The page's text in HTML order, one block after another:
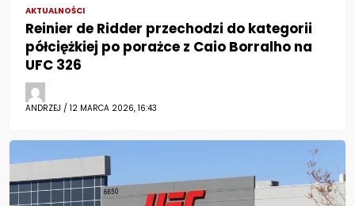
AKTUALNOŚCI
Reinier de Ridder przechodzi do kategorii
półciężkiej po porażce z Caio Borralho na
UFC 326
ANDRZEJ / 12 MARCA 2026, 16:43